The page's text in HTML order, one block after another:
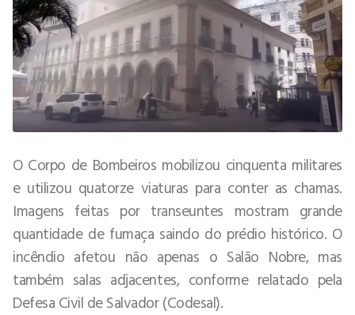
O Corpo de Bombeiros mobilizou cinquenta militares
e utilizou quatorze viaturas para conter as chamas.
Imagens feitas por transeuntes mostram grande
quantidade de fumaça saindo do prédio histórico. O
incêndio afetou não apenas o Salão Nobre, mas
também salas adjacentes, conforme relatado pela
Defesa Civil de Salvador (Codesal).